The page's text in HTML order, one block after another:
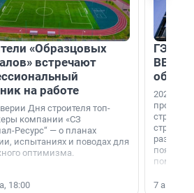
«Образцовых
встречают
на работе
Дня строителя топ-
компании «СЗ
Ресурс“ — о планах
испытаниях и поводах для
оптимизма.
18:00
ГЭС,
ВВП: в
об
2026-й —
раз. В
7